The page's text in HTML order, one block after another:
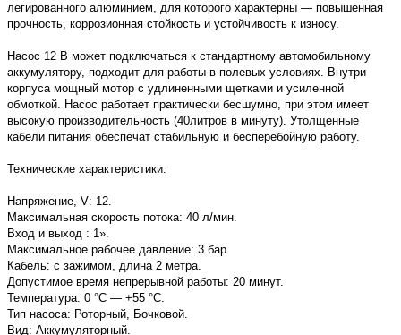
легированного алюминием, для которого характерны — повышенная
прочность, коррозионная стойкость и устойчивость к износу.
Насос 12 В может подключаться к стандартному автомобильному
аккумулятору, подходит для работы в полевых условиях. Внутри
корпуса мощный мотор с удлиненными щетками и усиленной
обмоткой. Насос работает практически бесшумно, при этом имеет
высокую производительность (40литров в минуту). Утолщенные
кабели питания обеспечат стабильную и бесперебойную работу.
Технические характеристики:
Напряжение, V: 12.
Максимальная скорость потока: 40 л/мин.
Вход и выход : 1».
Максимальное рабочее давление: 3 бар.
Кабель: с зажимом, длина 2 метра.
Допустимое время непрерывной работы: 20 минут.
Температура: 0 °C — +55 °C.
Тип насоса: Роторный, Бочковой.
Вид: Аккумуляторный.